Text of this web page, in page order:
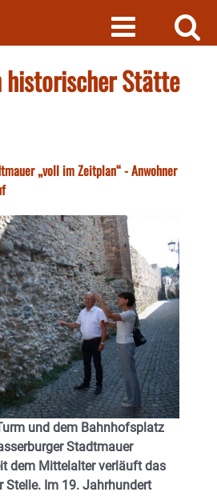
Stätte
„voll im Zeitplan“ - Anwohner
und dem Bahnhofsplatz
Stadtmauer
dem Mittelalter verläuft das
Stelle. Im 19. Jahrhundert